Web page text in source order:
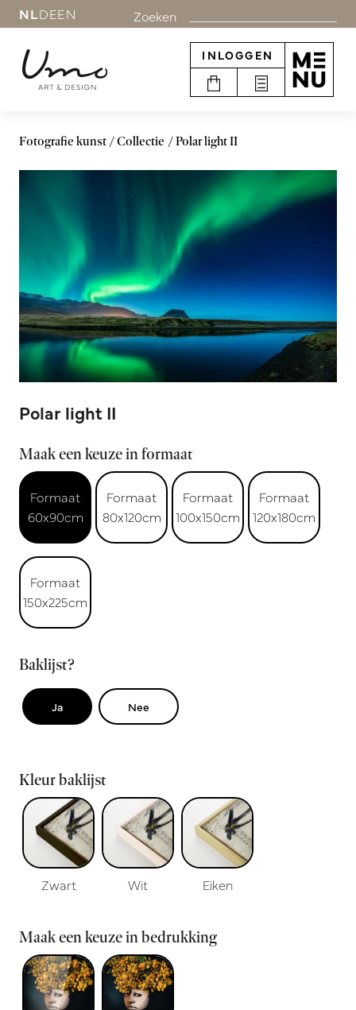
NLDEEN Zoeken
INLOGGEN
Fotografie kunst Collectie Polar light II
Polar light II
Maak een keuze in formaat
Formaat
60x90cm
Formaat
80x120cm
Formaat
100x150cm
Formaat
120x180cm
Formaat
150x225cm
Baklijst?
Ja Nee
Kleur baklijst
Zwart Wit Eiken
Maak een keuze in bedrukking